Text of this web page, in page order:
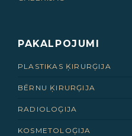
PAKALPOJUMI
PLASTIKAS ĶIRURĢIJA
BĒRNU ĶIRURĢIJA
RADIOLOĢIJA
KOSMETOLOĢIJA